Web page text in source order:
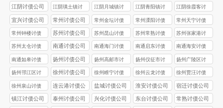
公司
公司
公司
公司
江阴讨债公司
江阴璜土镇讨
债公司
江阴月城镇讨
债公司
江阴青阳镇讨
债公司
江阴徐霞客讨
债公司
宜兴讨债公司 常州讨债公司
常州金坛讨债
公司
常州溧阳讨债
公司
常州天宁讨债
公司
常州钟楼讨债
公司
苏州讨债公司
苏州昆山讨债
公司
苏州常熟讨债
公司
苏州张家港讨
债公司
苏州太仓讨债
公司
南通讨债公司
南通海门讨债
公司
南通启东讨债
公司
南通海安讨债
公司
南通如皋讨债
公司
扬州讨债公司
扬州高邮市讨
债公司
扬州仪征市讨
债公司
扬州广陵区讨
债公司
扬州邗江区讨
债公司
徐州讨债公司
徐州睢宁讨债
公司
徐州云龙讨债
公司
徐州贾汪讨债
公司
徐州泉山讨债
公司
连云港讨债公
司
盐城讨债公司 淮安讨债公司 宿迁讨债公司
镇江讨债公司 泰州讨债公司 兴化讨债公司 东台讨债公司 常熟讨债公司